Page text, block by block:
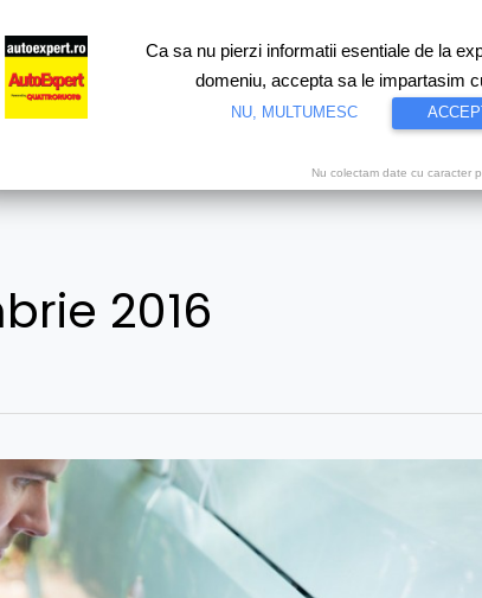
Test drive Motorsport Proiecte speciale
2016
Ca sa nu pierzi informatii esentiale de la
domeniu, accepta sa le impartasim
NU, MULTUMESC
Nu colectam date cu caracter